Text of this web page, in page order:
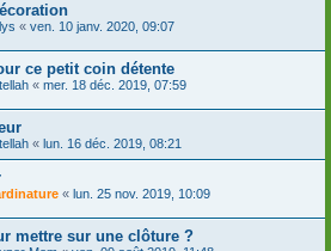
« ven. 10 janv. 2020, 09:07
ce petit coin détente
« mer. 18 déc. 2019, 07:59
« lun. 16 déc. 2019, 08:21
« lun. 25 nov. 2019, 10:09
mettre sur une clôture ?